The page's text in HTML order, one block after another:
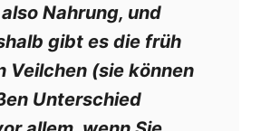
Nahrung, und
gibt es die früh
Veilchen (sie können
Unterschied